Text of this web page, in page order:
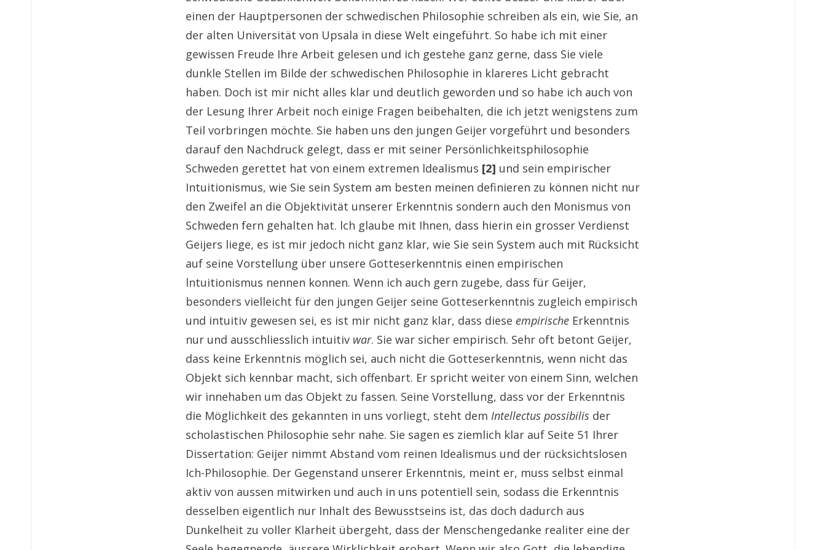
einen der Hauptpersonen der schwedischen Philosophie schreiben als ein, wie Sie, an
der alten Universität von Upsala in diese Welt eingeführt. So habe ich mit einer
gewissen Freude Ihre Arbeit gelesen und ich gestehe ganz gerne, dass Sie viele
dunkle Stellen im Bilde der schwedischen Philosophie in klareres Licht gebracht
haben. Doch ist mir nicht alles klar und deutlich geworden und so habe ich auch von
der Lesung Ihrer Arbeit noch einige Fragen beibehalten, die ich jetzt wenigstens zum
Teil vorbringen möchte. Sie haben uns den jungen Geijer vorgeführt und besonders
darauf den Nachdruck gelegt, dass er mit seiner Persönlichkeitsphilosophie
Schweden gerettet hat von einem extremen ldealismus [2] und sein empirischer
Intuitionismus, wie Sie sein System am besten meinen definieren zu können nicht nur
den Zweifel an die Objektivität unserer Erkenntnis sondern auch den Monismus von
Schweden fern gehalten hat. lch glaube mit Ihnen, dass hierin ein grosser Verdienst
Geijers liege, es ist mir jedoch nicht ganz klar, wie Sie sein System auch mit Rücksicht
auf seine Vorstellung über unsere Gotteserkenntnis einen empirischen
lntuitionismus nennen konnen. Wenn ich auch gern zugebe, dass für Geijer,
besonders vielleicht für den jungen Geijer seine Gotteserkenntnis zugleich empirisch
und intuitiv gewesen sei, es ist mir nicht ganz klar, dass diese empirische Erkenntnis
nur und ausschliesslich intuitiv war. Sie war sicher empirisch. Sehr oft betont Geijer,
dass keine Erkenntnis möglich sei, auch nicht die Gotteserkenntnis, wenn nicht das
Objekt sich kennbar macht, sich offenbart. Er spricht weiter von einem Sinn, welchen
wir innehaben um das Objekt zu fassen. Seine Vorstellung, dass vor der Erkenntnis
die Möglichkeit des gekannten in uns vorliegt, steht dem Intellectus possibilis der
scholastischen Philosophie sehr nahe. Sie sagen es ziemlich klar auf Seite 51 Ihrer
Dissertation: Geijer nimmt Abstand vom reinen Idealismus und der rücksichtslosen
Ich-Philosophie. Der Gegenstand unserer Erkenntnis, meint er, muss selbst einmal
aktiv von aussen mitwirken und auch in uns potentiell sein, sodass die Erkenntnis
desselben eigentlich nur Inhalt des Bewusstseins ist, das doch dadurch aus
Dunkelheit zu voller Klarheit übergeht, dass der Menschengedanke realiter eine der